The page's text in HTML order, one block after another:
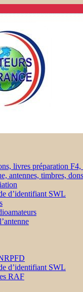
livres préparation
antennes, timbres,
d’identifiant SWL
d’identifiant SWL
RAF